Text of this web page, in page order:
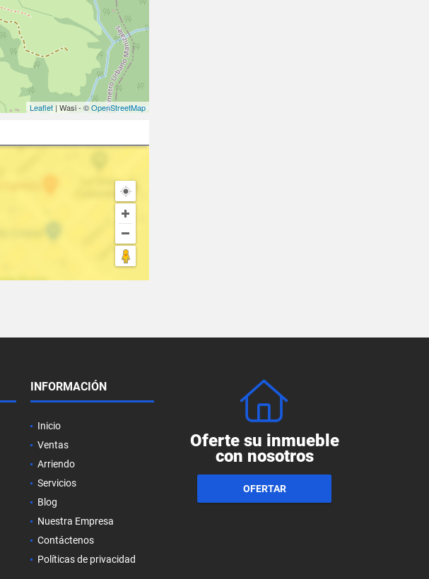
Leaflet| Wasi - ©OpenStreetMap
INFORMACIÓN
Inicio
Ventas
Arriendo
Servicios
Blog
Nuestra Empresa
Contáctenos
Políticas de privacidad
Oferte su inmueble
con nosotros
OFERTAR